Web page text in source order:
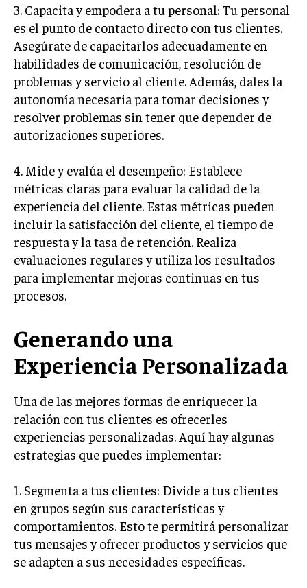
TRANSFORMACIÓN DIGITAL
ANALÍTICA EMPRESARIAL Y BUSINESS
INTELLIGENCE
CIBERSEGURIDAD EMPRESARIAL
ESTRATEGIA
EMPRESAS FAMILIARES Y SUCESIÓN
NEGOCIACIÓN Y RESOLUCIÓN DE CONFLICTOS
DERECHO EMPRESARIAL Y REGULACIONES
ÉXITO EMPRESARIAL Y CASOS DE ESTUDIO
GOBIERNO CORPORATIVO
NEGOCIOS
MARKETING B2B
MARKETING B2C
MARKETING DE INFLUENCERS
E-COMMERCE
E-COMMERCE Y COMERCIO ELECTRÓNICO
ESTRATEGIAS DE PRICING Y GESTIÓN DE
PRECIOS
GESTIÓN DE CRISIS EMPRESARIALES
EMPRESAS Y STARTUPS TECNOLÓGICAS
3. Capacita y empodera a tu personal: Tu personal
es el punto de contacto directo con tus clientes.
Asegúrate de capacitarlos adecuadamente en
habilidades de comunicación, resolución de
problemas y servicio al cliente. Además, dales la
autonomía necesaria para tomar decisiones y
resolver problemas sin tener que depender de
autorizaciones superiores.
4. Mide y evalúa el desempeño: Establece
métricas claras para evaluar la calidad de la
experiencia del cliente. Estas métricas pueden
incluir la satisfacción del cliente, el tiempo de
respuesta y la tasa de retención. Realiza
evaluaciones regulares y utiliza los resultados
para implementar mejoras continuas en tus
procesos.
Generando una
Experiencia Personalizada
Una de las mejores formas de enriquecer la
relación con tus clientes es ofrecerles
experiencias personalizadas. Aquí hay algunas
estrategias que puedes implementar:
1. Segmenta a tus clientes: Divide a tus clientes
en grupos según sus características y
comportamientos. Esto te permitirá personalizar
tus mensajes y ofrecer productos y servicios que
se adapten a sus necesidades específicas.